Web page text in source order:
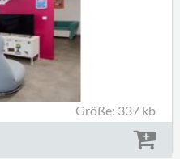
Größe: 337 kb